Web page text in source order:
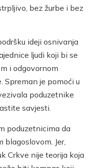
bez žurbe i bez
ideji osnivanja
ljudi koji bi se
i odgovornom
Spreman je pomoći u
poduzetnike
savjesti.
poduzetnicima da
blagoslovom. Jer,
Crkve nije teorija koja